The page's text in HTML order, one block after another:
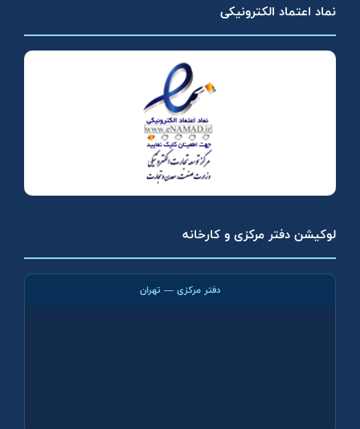
نماد اعتماد الکترونیکی
لوکیشن دفتر مرکزی و کارخانه
دفتر مرکزی — تهران